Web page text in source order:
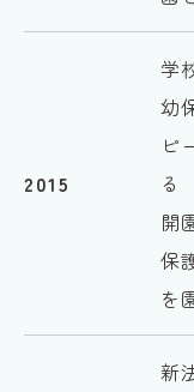
2015
学
幼
ピ
る
開
保
を
新